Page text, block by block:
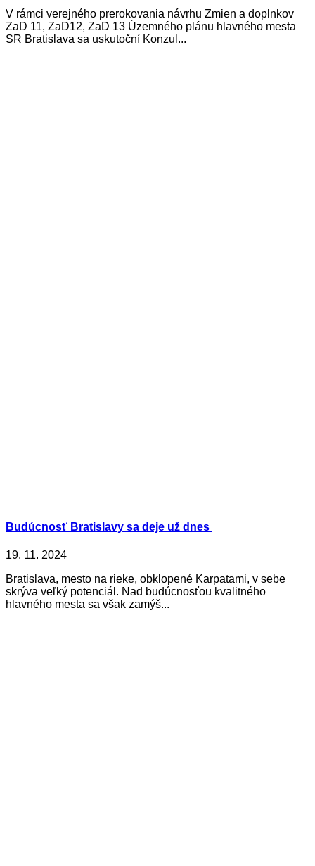
V rámci verejného prerokovania návrhu Zmien a doplnkov
ZaD 11, ZaD12, ZaD 13 Územného plánu hlavného mesta
SR Bratislava sa uskutoční Konzul...
Budúcnosť Bratislavy sa deje už dnes
19. 11. 2024
Bratislava, mesto na rieke, obklopené Karpatami, v sebe
skrýva veľký potenciál. Nad budúcnosťou kvalitného
hlavného mesta sa však zamýš...